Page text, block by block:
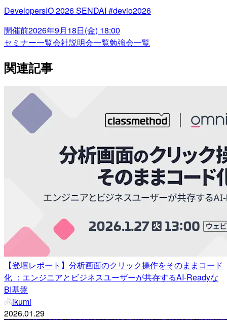
DevelopersIO 2026 SENDAI #devio2026
開催前2026年9月18日(金) 18:00
セミナー一覧会社説明会一覧勉強会一覧
関連記事
【登壇レポート】分析画面のクリック操作をそのままコード
化 ：エンジニアとビジネスユーザーが共存するAI-Readyな
BI基盤
ikumi
2026.01.29